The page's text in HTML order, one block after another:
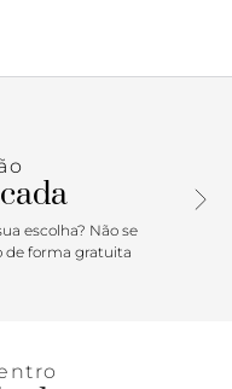
matelassê. Traz alça
presa à bolsa na parte
estilo torniquete.
escolha? Não se
de forma gratuita